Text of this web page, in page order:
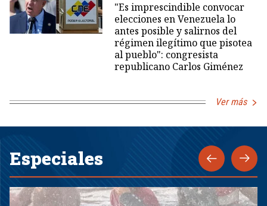
"Es imprescindible convocar
elecciones en Venezuela lo
antes posible y salirnos del
régimen ilegítimo que pisotea
al pueblo": congresista
republicano Carlos Giménez
Ver más
Especiales